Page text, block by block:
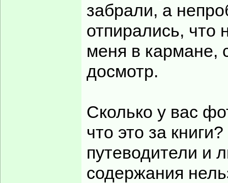
забрали, а
отпирались, что
меня в кармане,
досмотр.
Сколько у вас
что это за
путеводители и
содержания